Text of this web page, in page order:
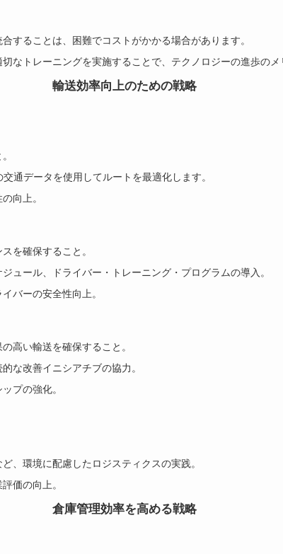
することは、困難でコストがかかる場合があります。
なトレーニングを実施することで、テクノロジーの進歩の
輸送効率向上のための戦略
通データを使用してルートを最適化します。
向上。
を確保すること。
ュール、ドライバー・トレーニング・プログラムの導入。
バーの安全性向上。
高い輸送を確保すること。
な改善イニシアチブの協力。
プの強化。
、環境に配慮したロジスティクスの実践。
価の向上。
倉庫管理効率を高める戦略